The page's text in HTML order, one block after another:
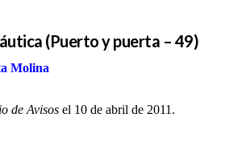
(Puerto y puerta – 49)
Molina
de Avisos el 10 de abril de 2011.